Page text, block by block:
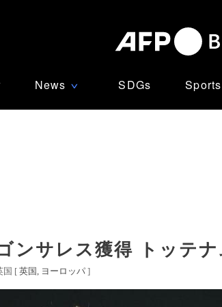
News ∨ SDGs Sports
ンサレス獲得 トッテ
国 [ 英国 ヨーロッパ ]